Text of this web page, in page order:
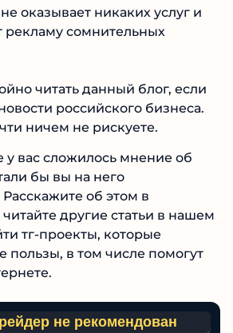
оказывает никаких услуг и
рекламу сомнительных
читать данный блог, если
российского бизнеса.
ничем не рискуете.
у вас сложилось мнение об
бы вы на него
об этом в
другие статьи в нашем
тг-проекты, которые
пользы, в том числе помогут
не рекомендован